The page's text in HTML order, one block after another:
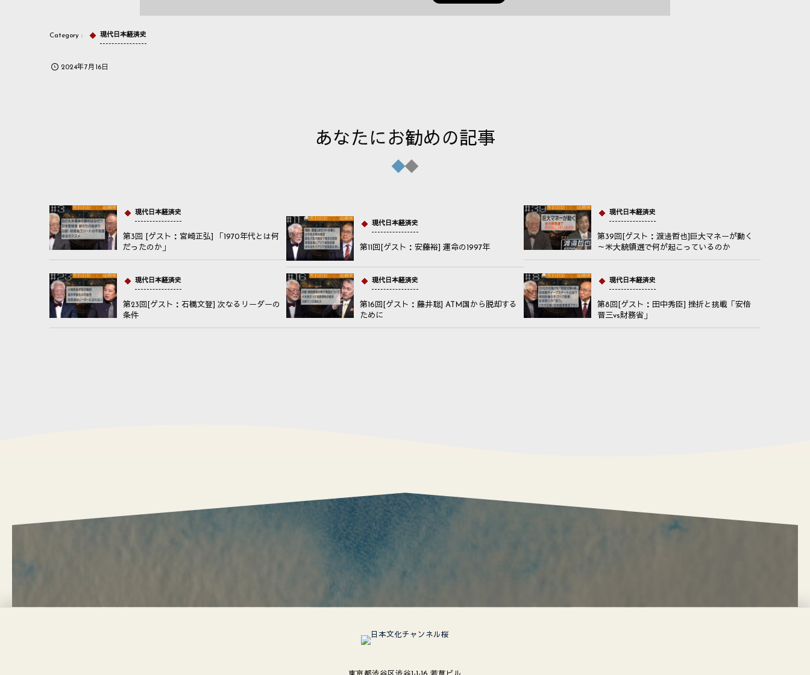
現代日本経済史
2024年7月16日
あなたにお勧めの記事
現代日本経済史
第3回 [ゲスト：宮崎正弘] 「1970年代とは何
だったのか」
現代日本経済史
第11回[ゲスト：安藤裕] 運命の1997年
現代日本経済史
第39回[ゲスト：渡邊哲也]巨大マネーが動く
～米大統領選で何が起こっているのか
現代日本経済史
第23回[ゲスト：石橋文登] 次なるリーダーの
条件
現代日本経済史
第16回[ゲスト：藤井聡] ATM国から脱却する
ために
現代日本経済史
第8回[ゲスト：田中秀臣] 挫折と挑戦「安倍
晋三vs財務省」